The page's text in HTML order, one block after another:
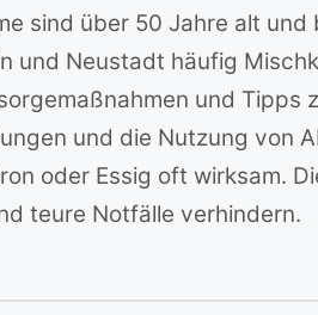
sind über 50 Jahre alt
und Neustadt häufig
und Tipps
und die Nutzung von
oder Essig oft wirksam.
teure Notfälle verhindern.